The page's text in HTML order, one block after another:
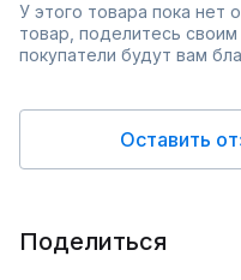
У этого товара пока нет
товар, поделитесь
покупатели будут вам
Оставить
Поделиться